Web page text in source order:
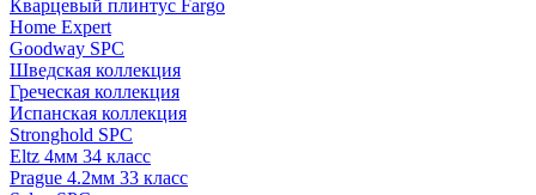
Кварцевый плинтус Fargo
Home Expert
Goodway SPC
Шведская коллекция
Греческая коллекция
Испанская коллекция
Stronghold SPC
Eltz 4мм 34 класс
Prague 4.2мм 33 класс